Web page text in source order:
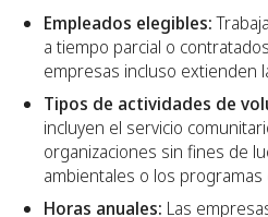
Empleados elegibles:
a tiempo parcial o
empresas incluso extienden
Tipos de actividades de
incluyen el servicio
organizaciones sin fines de
ambientales o los programas
Horas anuales: Las